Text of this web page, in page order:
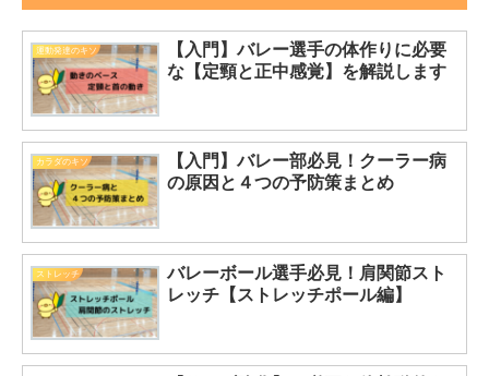
運動発達のキソ
【入門】バレー選手の体作りに必要
な【定頸と正中感覚】を解説します
カラダのキソ
【入門】バレー部必見！クーラー病
の原因と４つの予防策まとめ
ストレッチ
バレーボール選手必見！肩関節スト
レッチ【ストレッチポール編】